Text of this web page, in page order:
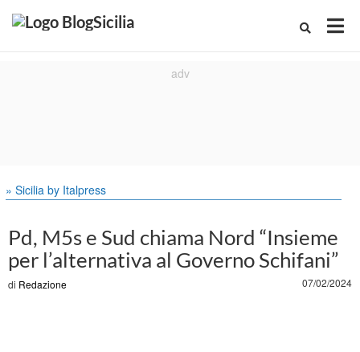
» Sicilia by Italpress
Pd, M5s e Sud chiama Nord “Insieme
per l’alternativa al Governo Schifani”
di Redazione 07/02/2024